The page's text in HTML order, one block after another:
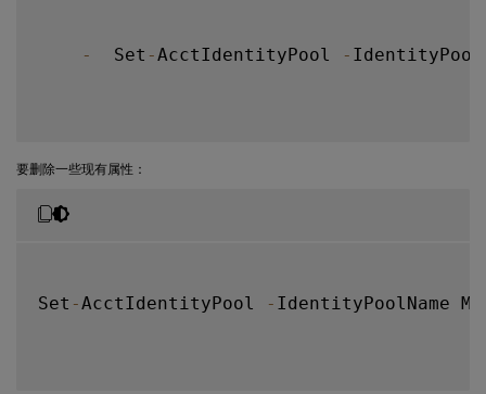
-
  Set
-AcctIdentityPool -
要删除一些现有属性：
Set -AcctIdentityPool - IdentityPoolName